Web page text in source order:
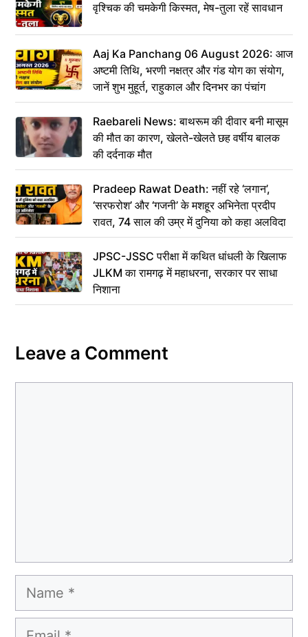
वृश्चिक की चमकेगी किस्मत, मेष-तुला रहें सावधान
Aaj Ka Panchang 06 August 2026: आज
अष्टमी तिथि, भरणी नक्षत्र और गंड योग का संयोग,
जानें शुभ मुहूर्त, राहुकाल और दिनभर का पंचांग
Raebareli News: बाथरूम की दीवार बनी मासूम
की मौत का कारण, खेलते-खेलते छह वर्षीय बालक
की दर्दनाक मौत
Pradeep Rawat Death: नहीं रहे ‘लगान’,
‘सरफरोश’ और ‘गजनी’ के मशहूर अभिनेता प्रदीप
रावत, 74 साल की उम्र में दुनिया को कहा अलविदा
JPSC-JSSC परीक्षा में कथित धांधली के खिलाफ
JLKM का रामगढ़ में महाधरना, सरकार पर साधा
निशाना
Leave a Comment
Name
Email